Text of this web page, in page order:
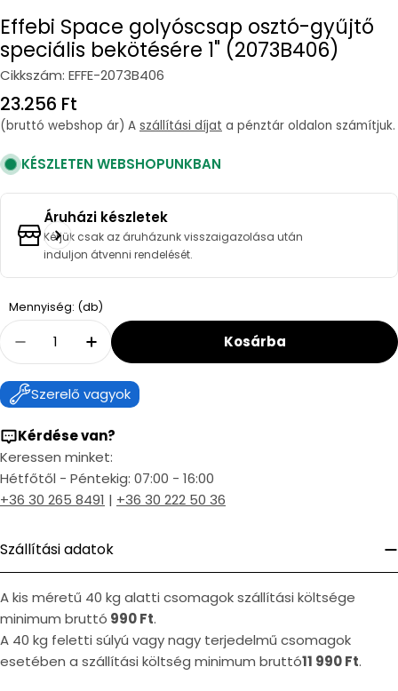
Effebi Space golyóscsap osztó-gyűjtő
speciális bekötésére 1" (2073B406)
Cikkszám: EFFE-2073B406
Regular
price
23.256 Ft
(bruttó webshop ár) A szállítási díjat a pénztár oldalon számítjuk.
KÉSZLETEN WEBSHOPUNKBAN
Áruházi készletek
Kérjük csak az áruházunk visszaigazolása után
induljon átvenni rendelését.
Mennyiség: (db)Quantity
Decrease Quantity For Effebi Space
Increase Quantity For Effebi Space
Kosárba
Szerelő vagyok
Kérdése van?
Keressen minket:
Hétfőtől - Péntekig: 07:00 - 16:00
+36 30 265 8491 | +36 30 222 50 36
Szállítási adatok
A kis méretű 40 kg alatti csomagok szállítási költsége
minimum bruttó 990 Ft.
A 40 kg feletti súlyú vagy nagy terjedelmű csomagok
esetében a szállítási költség minimum bruttó11 990 Ft.